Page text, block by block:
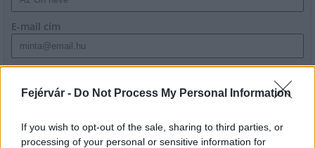
Fejérvár - Do Not Process My Personal Information
If you wish to opt-out of the sale, sharing to third parties, or
processing of your personal or sensitive information for
E-mail cím
szabályzatot!